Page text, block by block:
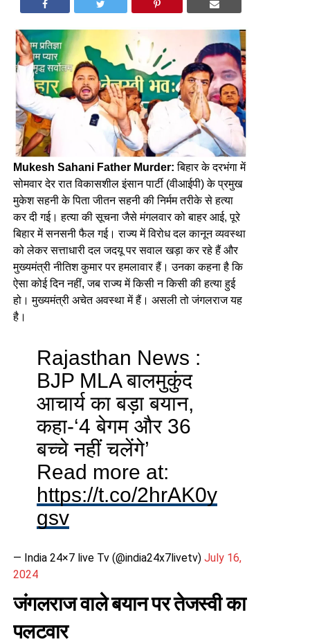
Mukesh Sahani Father Murder: बिहार के दरभंगा में
सोमवार देर रात विकासशील इंसान पार्टी (वीआईपी) के प्रमुख
मुकेश सहनी के पिता जीतन सहनी की निर्मम तरीके से हत्या
कर दी गई। हत्या की सूचना जैसे मंगलवार को बाहर आई, पूरे
बिहार में सनसनी फैल गई। राज्य में विरोध दल कानून व्यवस्था
को लेकर सत्ताधारी दल जदयू पर सवाल खड़ा कर रहे हैं और
मुख्यमंत्री नीतिश कुमार पर हमलावार हैं। उनका कहना है कि
ऐसा कोई दिन नहीं, जब राज्य में किसी न किसी की हत्या हुई
हो। मुख्यमंत्री अचेत अवस्था में हैं। असली तो जंगलराज यह
है।
Rajasthan News :
BJP MLA बालमुकुंद
आचार्य का बड़ा बयान,
कहा-‘4 बेगम और 36
बच्चे नहीं चलेंगे’
Read more at:
https://t.co/2hrAK0y
gsv
— India 24×7 live Tv (@india24x7livetv) July 16,
2024
जंगलराज वाले बयान पर तेजस्वी का
पलटवार